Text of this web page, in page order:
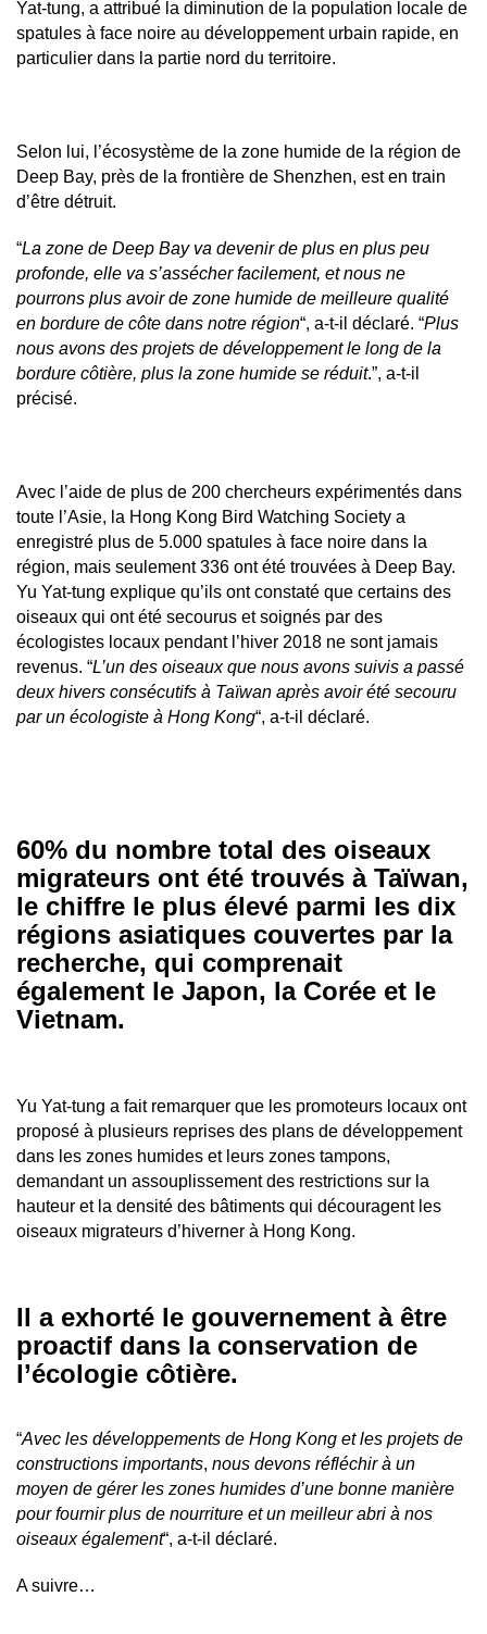
Yat-tung, a attribué la diminution de la population locale de
spatules à face noire au développement urbain rapide, en
particulier dans la partie nord du territoire.
Selon lui, l’écosystème de la zone humide de la région de
Deep Bay, près de la frontière de Shenzhen, est en train
d’être détruit.
“La zone de Deep Bay va devenir de plus en plus peu
profonde, elle va s’assécher facilement, et nous ne
pourrons plus avoir de zone humide de meilleure qualité
en bordure de côte dans notre région“, a-t-il déclaré. “Plus
nous avons des projets de développement le long de la
bordure côtière, plus la zone humide se réduit.”, a-t-il
précisé.
Avec l’aide de plus de 200 chercheurs expérimentés dans
toute l’Asie, la Hong Kong Bird Watching Society a
enregistré plus de 5.000 spatules à face noire dans la
région, mais seulement 336 ont été trouvées à Deep Bay.
Yu Yat-tung explique qu’ils ont constaté que certains des
oiseaux qui ont été secourus et soignés par des
écologistes locaux pendant l’hiver 2018 ne sont jamais
revenus. “L’un des oiseaux que nous avons suivis a passé
deux hivers consécutifs à Taïwan après avoir été secouru
par un écologiste à Hong Kong“, a-t-il déclaré.
60% du nombre total des oiseaux
migrateurs ont été trouvés à Taïwan,
le chiffre le plus élevé parmi les dix
régions asiatiques couvertes par la
recherche, qui comprenait
également le Japon, la Corée et le
Vietnam.
Yu Yat-tung a fait remarquer que les promoteurs locaux ont
proposé à plusieurs reprises des plans de développement
dans les zones humides et leurs zones tampons,
demandant un assouplissement des restrictions sur la
hauteur et la densité des bâtiments qui découragent les
oiseaux migrateurs d’hiverner à Hong Kong.
Il a exhorté le gouvernement à être
proactif dans la conservation de
l’écologie côtière.
“Avec les développements de Hong Kong et les projets de
constructions importants, nous devons réfléchir à un
moyen de gérer les zones humides d’une bonne manière
pour fournir plus de nourriture et un meilleur abri à nos
oiseaux également“, a-t-il déclaré.
A suivre…